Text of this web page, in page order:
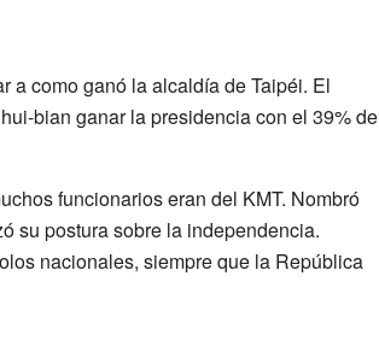
a como ganó la alcaldía de Taipéi. El
bian ganar la presidencia con el 39% de
funcionarios eran del KMT. Nombró
su postura sobre la independencia.
nacionales, siempre que la República